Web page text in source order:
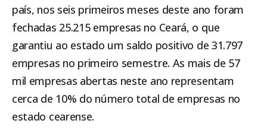
país, nos seis primeiros meses deste ano foram
fechadas 25.215 empresas no Ceará, o que
garantiu ao estado um saldo positivo de 31.797
empresas no primeiro semestre. As mais de 57
mil empresas abertas neste ano representam
cerca de 10% do número total de empresas no
estado cearense.